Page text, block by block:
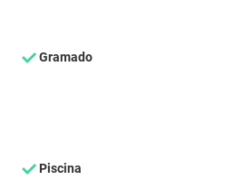
Gramado
Piscina